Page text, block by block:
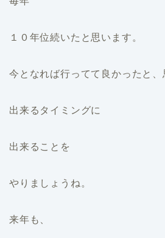
１０年位続いたと思います。
今となれば行ってて良かったと、
出来るタイミングに
出来ることを
やりましょうね。
来年も、